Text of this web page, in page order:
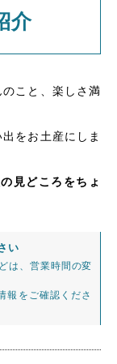
介
こと、楽しさ満
をお土産にしま
見どころをちょ
い
は、営業時間の変
報をご確認くださ